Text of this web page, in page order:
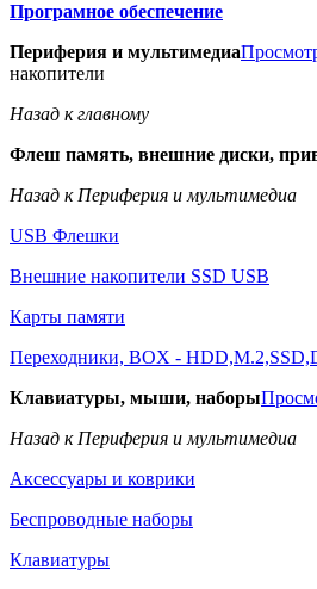
Програмное обеспечение
Периферия и мультимедиа
накопители
Назад к главному
Флеш память, внешние диски,
Назад к Периферия и мультимедиа
USB Флешки
Внешние накопители SSD USB
Карты памяти
Переходники, BOX -
Клавиатуры, мыши, наборы
Назад к Периферия и мультимедиа
Аксессуары и коврики
Беспроводные наборы
Клавиатуры